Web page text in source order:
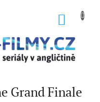
Grand Finale